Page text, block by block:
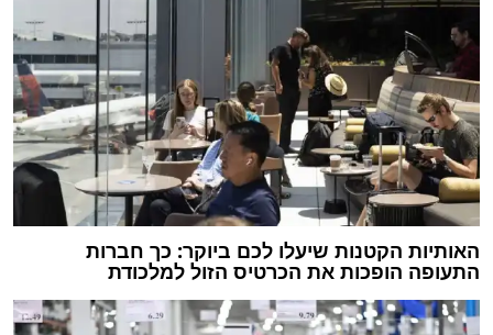
האותיות הקטנות שיעלו לכם ביוקר: כך חברות
התעופה הופכות את הכרטיס הזול למלכודת